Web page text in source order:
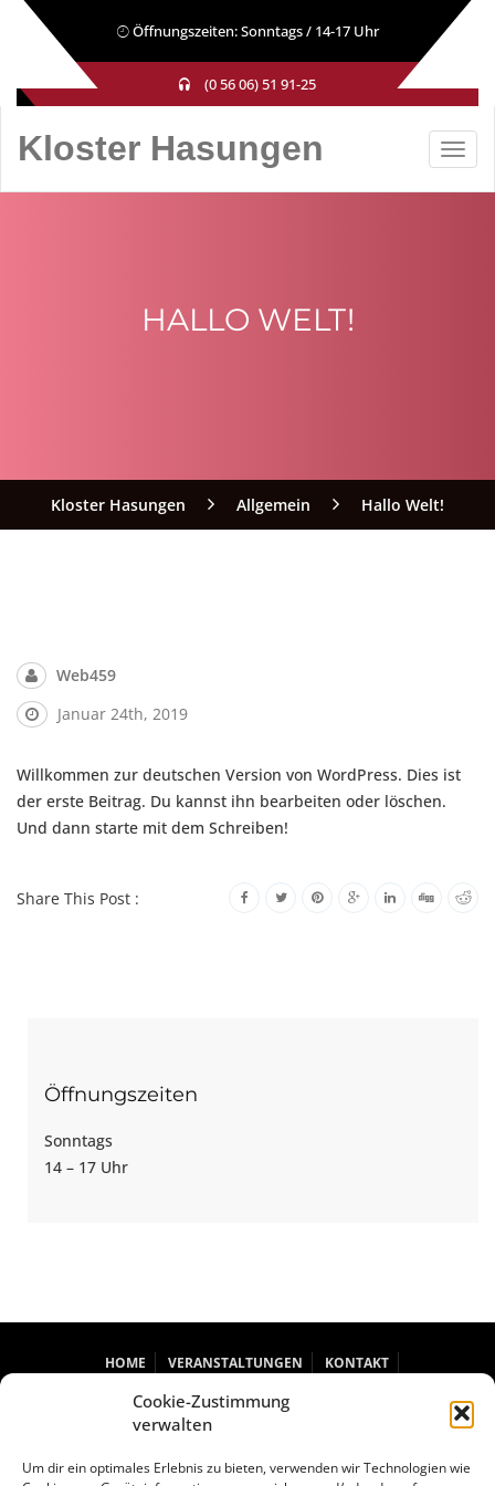
Cookie-Zustimmung
verwalten
Um dir ein optimales Erlebnis zu bieten, verwenden wir Technologien wie
Öffnungszeiten: Sonntags / 14-17 Uhr
(0 56 06) 51 91-25
Kloster Hasungen
HALLO WELT!
Kloster Hasungen Allgemein Hallo Welt!
Web459
Januar 24th, 2019
Willkommen zur deutschen Version von WordPress. Dies ist
der erste Beitrag. Du kannst ihn bearbeiten oder löschen.
Und dann starte mit dem Schreiben!
Share This Post :
Öffnungszeiten
Sonntags
14 – 17 Uhr
HOME VERANSTALTUNGEN
KONTAKT
DATENSCHUTZERKLÄRUNG
COOKIE-RICHTLINIE (EU)